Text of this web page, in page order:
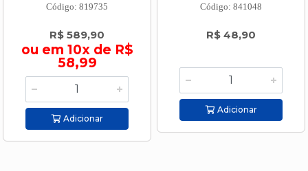
Código: 819735
R$ 589,90
ou em 10x de R$
58,99
Adicionar
Código: 841048
R$ 48,90
Adicionar